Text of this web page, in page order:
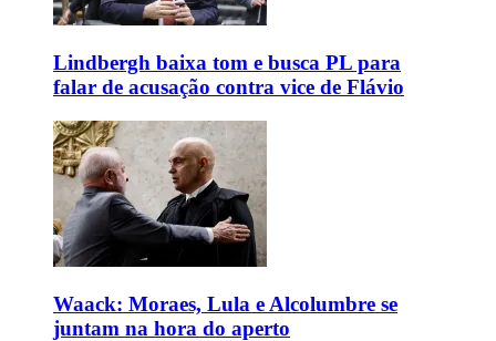
Lindbergh baixa tom e busca PL para
falar de acusação contra vice de Flávio
Waack: Moraes, Lula e Alcolumbre se
juntam na hora do aperto